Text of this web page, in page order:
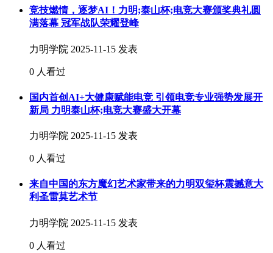
竞技燃情，逐梦AI！力明;泰山杯;电竞大赛颁奖典礼圆
满落幕 冠军战队荣耀登峰
力明学院 2025-11-15 发表
0 人看过
国内首创AI+大健康赋能电竞 引领电竞专业强势发展开
新局 力明泰山杯;电竞大赛盛大开幕
力明学院 2025-11-15 发表
0 人看过
来自中国的东方魔幻艺术家带来的力明双玺杯震撼意大
利圣雷莫艺术节
力明学院 2025-11-15 发表
0 人看过